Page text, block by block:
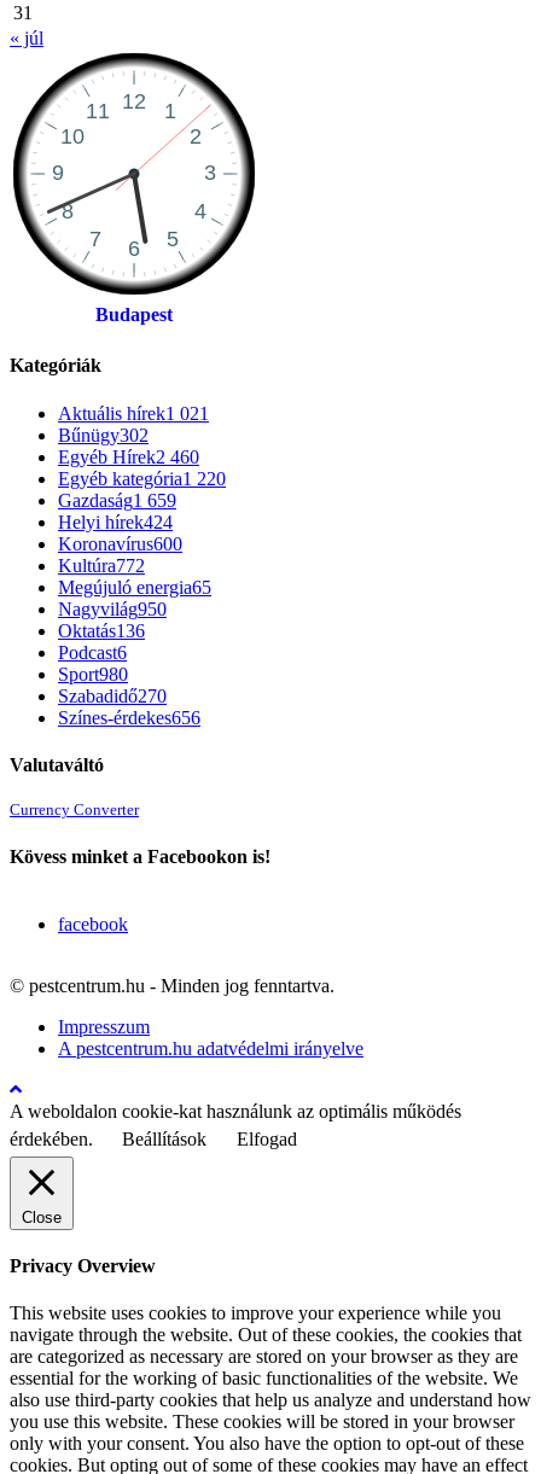
31
« júl
Budapest
Kategóriák
Aktuális hírek1 021
Bűnügy302
Egyéb Hírek2 460
Egyéb kategória1 220
Gazdaság1 659
Helyi hírek424
Koronavírus600
Kultúra772
Megújuló energia65
Nagyvilág950
Oktatás136
Podcast6
Sport980
Szabadidő270
Színes-érdekes656
Valutaváltó
Currency Converter
Kövess minket a Facebookon is!
facebook
© pestcentrum.hu - Minden jog fenntartva.
Impresszum
A pestcentrum.hu adatvédelmi irányelve
A weboldalon cookie-kat használunk az optimális működés
érdekében.
Beállítások Elfogad
Close
Privacy Overview
This website uses cookies to improve your experience while you
navigate through the website. Out of these cookies, the cookies that
are categorized as necessary are stored on your browser as they are
essential for the working of basic functionalities of the website. We
also use third-party cookies that help us analyze and understand how
you use this website. These cookies will be stored in your browser
only with your consent. You also have the option to opt-out of these
cookies. But opting out of some of these cookies may have an effect